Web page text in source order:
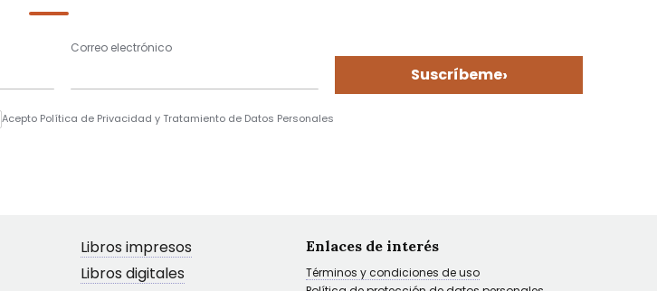
Correo electrónico
Suscríbeme›
Acepto Política de Privacidad y Tratamiento de Datos Personales
Libros impresos
Libros digitales
Enlaces de interés
Términos y condiciones de uso